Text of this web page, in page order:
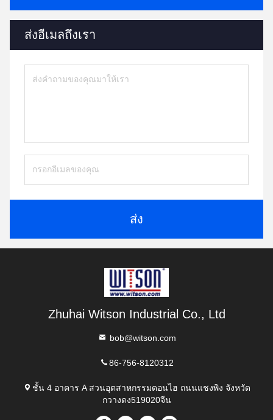
ส่งอีเมลถึงเรา
ส่ง
Zhuhai Witson Industrial Co., Ltd
bob@witson.com
86-756-8120312
ชั้น 4 อาคาร A สวนอุตสาหกรรมดอนไฮ ถนนแชงพิง จังหวัด
กวางดง519020จีน